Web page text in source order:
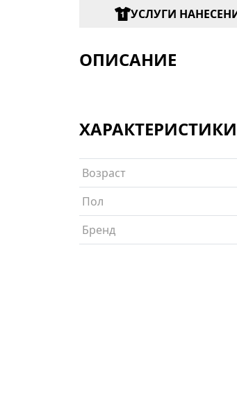
УСЛУГИ
ОПИСАНИЕ
ХАРАКТЕРИСТИКИ
Возраст
Пол
Бренд